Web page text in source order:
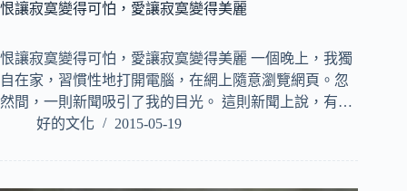
恨讓寂寞變得可怕，愛讓寂寞變得美麗
恨讓寂寞變得可怕，愛讓寂寞變得美麗 一個晚上，我獨
自在家，習慣性地打開電腦，在網上隨意瀏覽網頁。忽
然間，一則新聞吸引了我的目光。 這則新聞上說，有…
好的文化
2015-05-19